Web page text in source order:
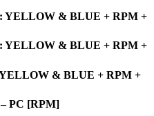
YELLOW & BLUE + RPM +
YELLOW & BLUE + RPM +
& BLUE + RPM +
PC [RPM]